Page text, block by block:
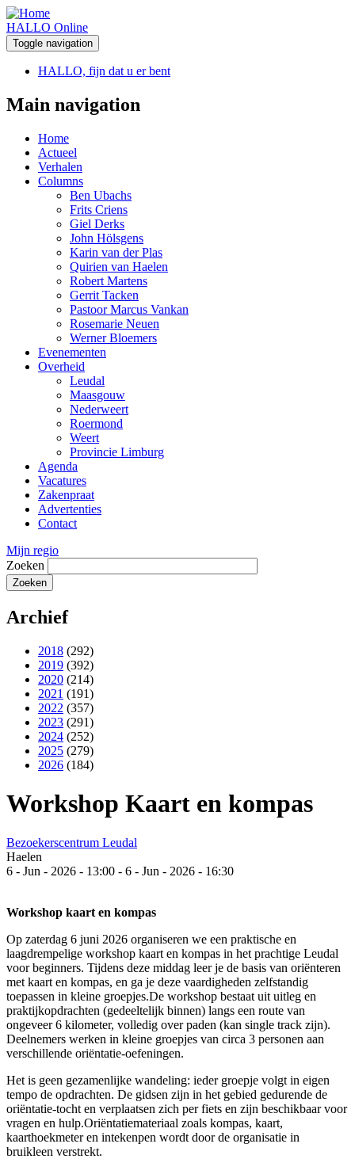
HALLO Online
Toggle navigation
HALLO, fijn dat u er bent
Main navigation
Home
Actueel
Verhalen
Columns
Ben Ubachs
Frits Criens
Giel Derks
John Hölsgens
Karin van der Plas
Quirien van Haelen
Robert Martens
Gerrit Tacken
Pastoor Marcus Vankan
Rosemarie Neuen
Werner Bloemers
Evenementen
Overheid
Leudal
Maasgouw
Nederweert
Roermond
Weert
Provincie Limburg
Agenda
Vacatures
Zakenpraat
Advertenties
Contact
Mijn regio
Zoeken
Archief
2018 (292)
2019 (392)
2020 (214)
2021 (191)
2022 (357)
2023 (291)
2024 (252)
2025 (279)
2026 (184)
Workshop Kaart en kompas
Bezoekerscentrum Leudal
Haelen
6 - Jun - 2026 - 13:00 - 6 - Jun - 2026 - 16:30
Workshop kaart en kompas
Op zaterdag 6 juni 2026 organiseren we een praktische en
laagdrempelige workshop kaart en kompas in het prachtige Leudal
voor beginners. Tijdens deze middag leer je de basis van oriënteren
met kaart en kompas, en ga je deze vaardigheden zelfstandig
toepassen in kleine groepjes.De workshop bestaat uit uitleg en
praktijkopdrachten (gedeeltelijk binnen) langs een route van
ongeveer 6 kilometer, volledig over paden (kan single track zijn).
Deelnemers werken in kleine groepjes van circa 3 personen aan
verschillende oriëntatie-oefeningen.
Het is geen gezamenlijke wandeling: ieder groepje volgt in eigen
tempo de opdrachten. De gidsen zijn in het gebied gedurende de
oriëntatie-tocht en verplaatsen zich per fiets en zijn beschikbaar voor
vragen en hulp.Oriëntatiemateriaal zoals kompas, kaart,
kaarthoekmeter en intekenpen wordt door de organisatie in
bruikleen verstrekt.